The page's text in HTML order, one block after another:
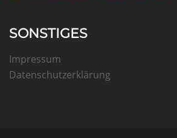
SONSTIGES
Impressum
Datenschutzerklärung